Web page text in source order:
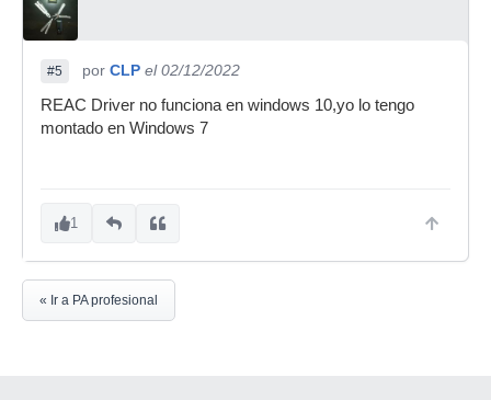
#5 por CLP el 02/12/2022
REAC Driver no funciona en windows 10,yo lo tengo
montado en Windows 7
1
« Ir a PA profesional